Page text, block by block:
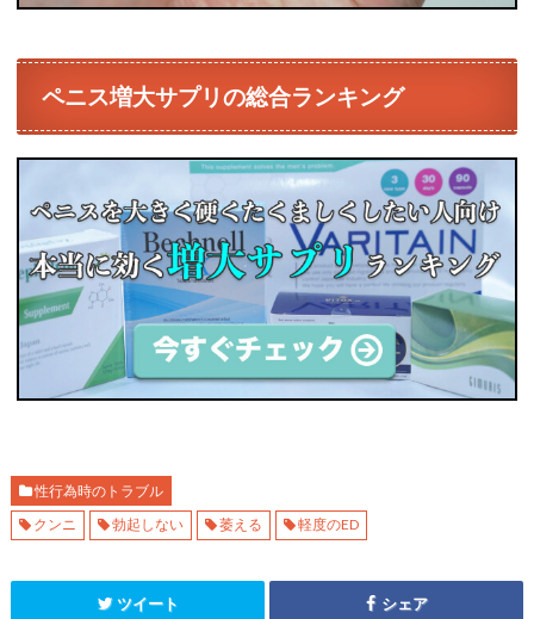
ペニス増大サプリの総合ランキング
性行為時のトラブル
クンニ
勃起しない 萎える 軽度のED
ツイート シェア